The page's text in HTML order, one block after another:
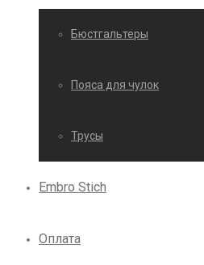
Бюстгальтеры
Пояса для чулок
Трусы
Embro Stich
Оплата